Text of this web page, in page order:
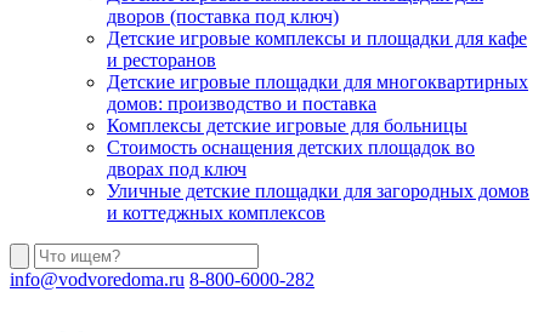
дворов (поставка под ключ)
Детские игровые комплексы и площадки для кафе
и ресторанов
Детские игровые площадки для многоквартирных
домов: производство и поставка
Комплексы детские игровые для больницы
Стоимость оснащения детских площадок во
дворах под ключ
Уличные детские площадки для загородных домов
и коттеджных комплексов
info@vodvoredoma.ru 8-800-6000-282